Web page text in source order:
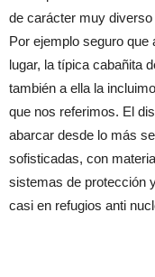
de carácter muy
Por ejemplo seguro
lugar, la típica cabañita
también a ella la
que nos referimos. El
abarcar desde lo más
sofisticadas, con
sistemas de protección
casi en refugios anti